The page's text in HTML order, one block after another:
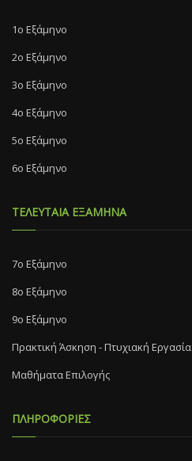
1ο Εξάμηνο
2ο Εξάμηνο
3ο Εξάμηνο
4ο Εξάμηνο
5ο Εξάμηνο
6ο Εξάμηνο
ΤΕΛΕΥΤΑΙΑ ΕΞΑΜΗΝΑ
7o Eξάμηνο
8o Eξάμηνο
9ο Εξάμηνο
Πρακτική Άσκηση - Πτυχιακή Εργασία
Μαθήματα Επιλογής
ΠΛΗΡΟΦΟΡΙΕΣ